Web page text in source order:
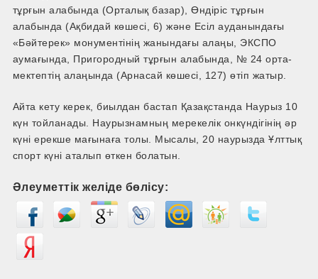
тұрғын алабында (Орталық базар), Өндіріс тұрғын
алабында (Ақбидай көшесі, 6) және Есіл ауданындағы
«Бәйтерек» монументінің жанындағы алаңы, ЭКСПО
аумағында, Пригородный тұрғын алабында, № 24 орта-
мектептің алаңында (Арнасай көшесі, 127) өтіп жатыр.
Айта кету керек, биылдан бастап Қазақстанда Наурыз 10
күн тойланады. Наурызнамның мерекелік онкүндігінің әр
күні ерекше мағынаға толы. Мысалы, 20 наурызда Ұлттық
спорт күні аталып өткен болатын.
Әлеуметтік желіде бөлісу: